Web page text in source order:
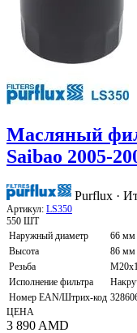
Масляный
Saibao 2005-
Purflux ·
Артикул: LS350
550 ШТ
Наружный диаметр
66 мм
Высота
86 мм
Резьба
Исполнение фильтра
Номер EAN/Штрих-код
ЦЕНА
3 890 AMD